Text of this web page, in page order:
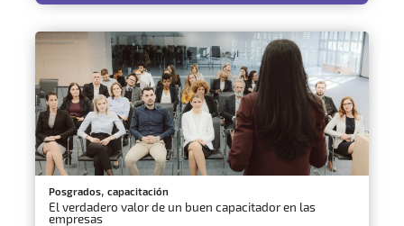
Posgrados, capacitación
El verdadero valor de un buen capacitador en las
empresas